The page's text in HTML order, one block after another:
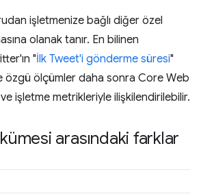
işletmenize bağlı diğer özel
olanak tanır. En bilinen
"İlk Tweet'i gönderme süresi"
özgü ölçümler daha sonra Core Web
işletme metrikleriyle ilişkilendirilebilir.
arasındaki farklar